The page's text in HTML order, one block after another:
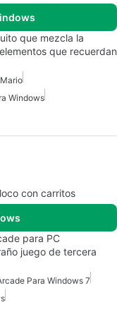
que mezcla la
que recuerdan
Windows
con carritos
para PC
juego de tercera
Para Windows 7